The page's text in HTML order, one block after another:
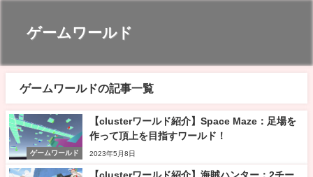
ゲームワールド
ゲームワールドの記事一覧
ゲームワールド
【clusterワールド紹介】Space Maze：足場を
作って頂上を目指すワールド！
2023年5月8日
【clusterワールド紹介】海賊ハンター：2チー